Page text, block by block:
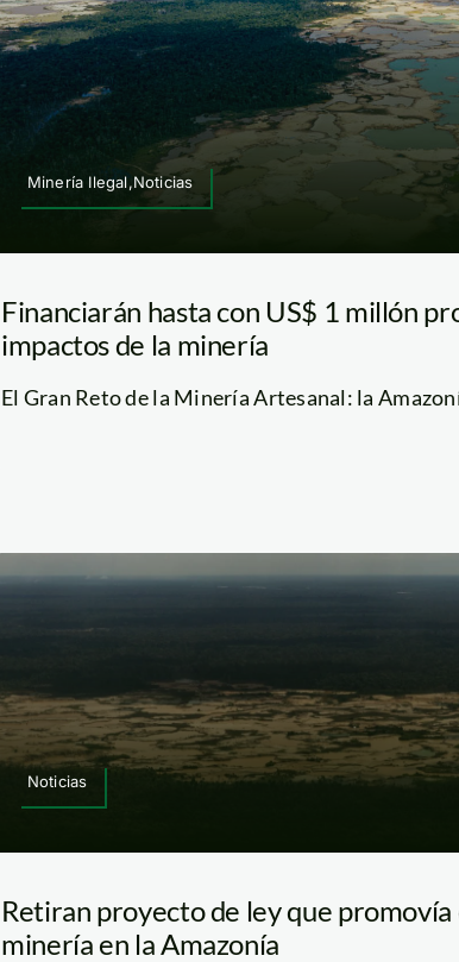
Minería Ilegal,Noticias
Financiarán hasta con US$ 1 millón
impactos de la minería
El Gran Reto de la Minería Artesanal: la
Noticias
Retiran proyecto de ley que promovía
minería en la Amazonía